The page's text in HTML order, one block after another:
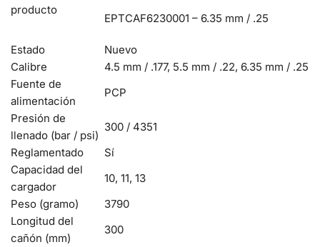
producto
EPTCAF6230001 – 6.35 mm / .25
Estado
Nuevo
Calibre
4.5 mm / .177, 5.5 mm / .22, 6.35 mm / .25
Fuente de
alimentación
PCP
Presión de
llenado (bar / psi)
300 / 4351
Reglamentado
Sí
Capacidad del
cargador
10, 11, 13
Peso (gramo)
3790
Longitud del
cañón (mm)
300